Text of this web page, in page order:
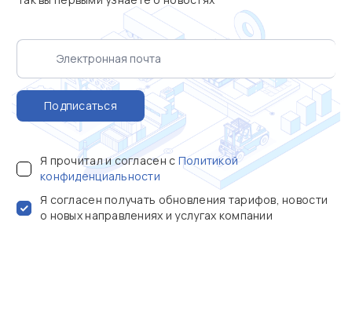
Подписаться
Я прочитал и согласен с Политикой
конфиденциальности
Я согласен получать обновления тарифов, новости
о новых направлениях и услугах компании